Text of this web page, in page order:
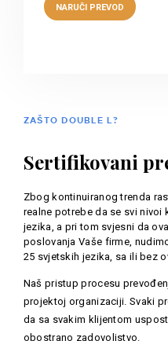
ZAŠTO DOUBLE L?
Sertifikovani
Zbog kontinuiranog trenda
realne potrebe da se svi nivoi
jezika, a pri tom svjesni da
poslovanja Vaše firme,
25 svjetskih jezika, sa ili bez
Naš pristup procesu
projektoj organizaciji. Svaki
da sa svakim klijentom
obostrano zadovoljstvo.